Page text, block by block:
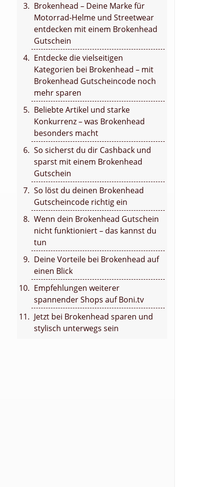
Brokenhead – Deine Marke für
Motorrad-Helme und Streetwear
entdecken mit einem Brokenhead
Gutschein
Entdecke die vielseitigen
Kategorien bei Brokenhead – mit
Brokenhead Gutscheincode noch
mehr sparen
Beliebte Artikel und starke
Konkurrenz – was Brokenhead
besonders macht
So sicherst du dir Cashback und
sparst mit einem Brokenhead
Gutschein
So löst du deinen Brokenhead
Gutscheincode richtig ein
Wenn dein Brokenhead Gutschein
nicht funktioniert – das kannst du
tun
Deine Vorteile bei Brokenhead auf
einen Blick
Empfehlungen weiterer
spannender Shops auf Boni.tv
Jetzt bei Brokenhead sparen und
stylisch unterwegs sein